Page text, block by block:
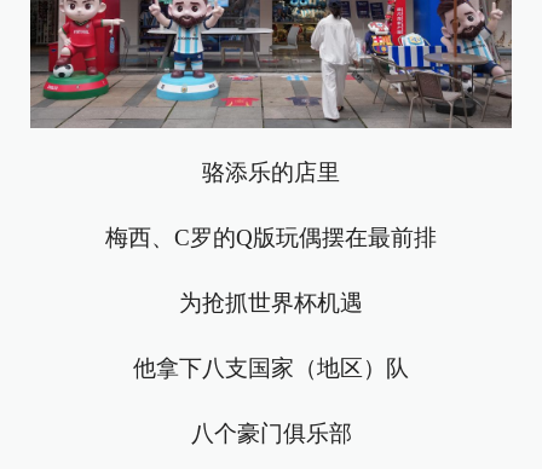
骆添乐的店里
梅西、C罗的Q版玩偶摆在最前排
为抢抓世界杯机遇
他拿下八支国家（地区）队
八个豪门俱乐部